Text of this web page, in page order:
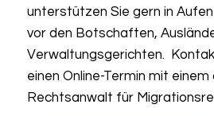
unterstützen Sie gern in
vor den Botschaften,
Verwaltungsgerichten.
einen Online-Termin mit
Rechtsanwalt für